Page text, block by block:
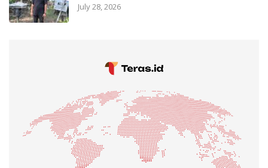
July 28, 2026